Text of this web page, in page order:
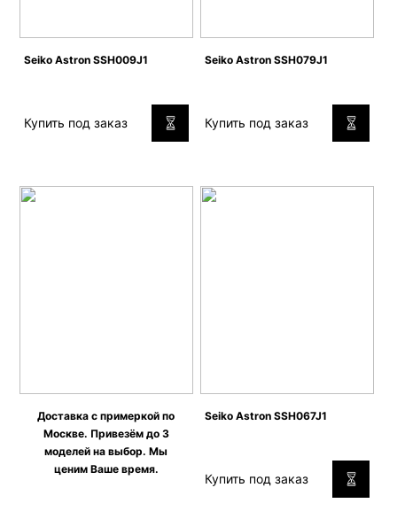
Seiko Astron SSH009J1
Купить под заказ
Seiko Astron SSH079J1
Купить под заказ
Доставка с примеркой по
Москве. Привезём до 3
моделей на выбор. Мы
ценим Ваше время.
Seiko Astron SSH067J1
Купить под заказ